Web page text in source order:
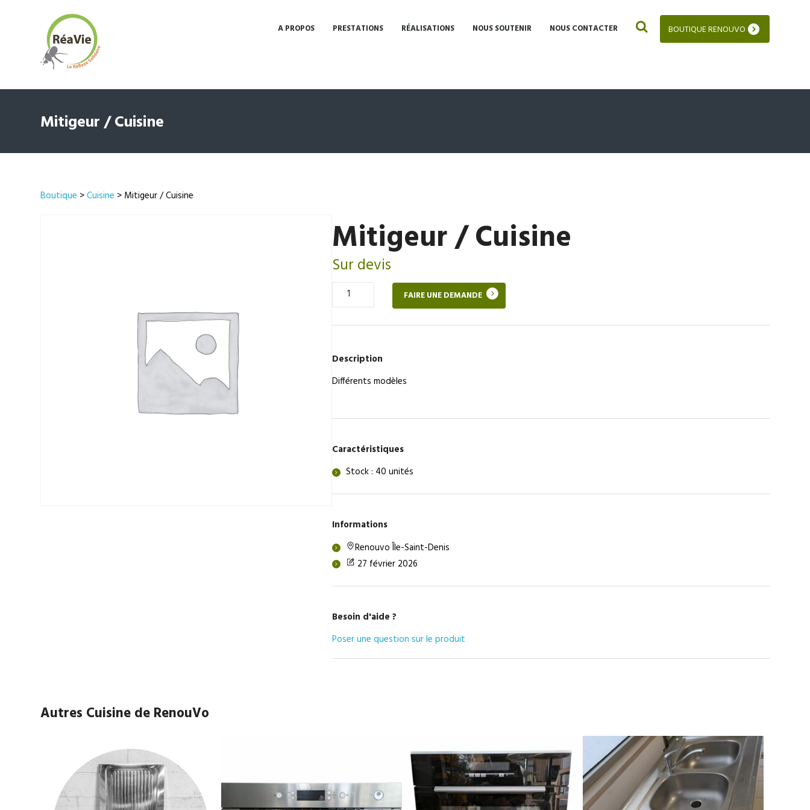
BOUTIQUE RENOUVO
A PROPOS PRESTATIONS RÉALISATIONS NOUS SOUTENIR NOUS CONTACTER
Mitigeur / Cuisine
Boutique >Cuisine > Mitigeur / Cuisine
Mitigeur / Cuisine
Sur devis
Quantité
/
FAIRE UNE DEMANDE
Description
Différents modèles
Caractéristiques
Stock : 40 unités
Informations
Renouvo Île-Saint-Denis
27 février 2026
Besoin d'aide ?
Poser une question sur le produit
Autres Cuisine de RenouVo